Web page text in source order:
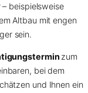
beispielsweise
Altbau mit engen
sein.
zum
bei dem
und Ihnen ein